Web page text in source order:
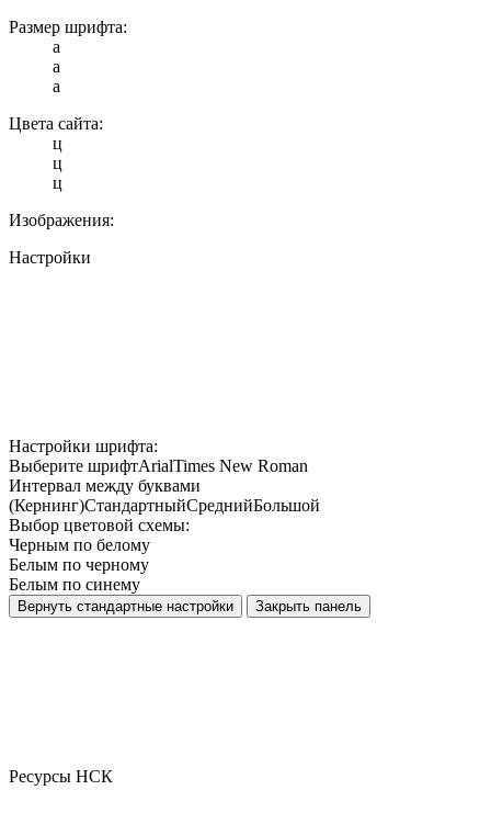
Размер шрифта:
a
a
a
Цвета сайта:
ц
ц
ц
Изображения:
Настройки
Настройки шрифта:
Выберите шрифтArialTimes New Roman
Интервал между буквами
(Кернинг)СтандартныйСреднийБольшой
Выбор цветовой схемы:
Черным по белому
Белым по черному
Белым по синему
Вернуть стандартные настройки Закрыть панель
Ресурсы НСК